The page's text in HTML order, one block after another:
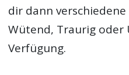
dir dann
Wütend, Traurig oder
Verfügung.